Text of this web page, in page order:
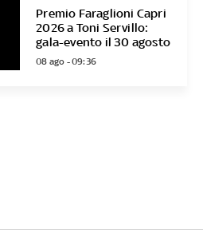
Premio Faraglioni Capri
2026 a Toni Servillo:
gala-evento il 30 agosto
08 ago - 09:36